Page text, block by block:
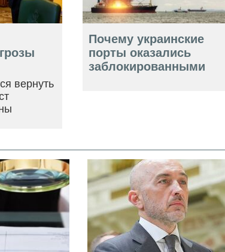
вернуть
Почему украинские
порты оказались
заблокированными